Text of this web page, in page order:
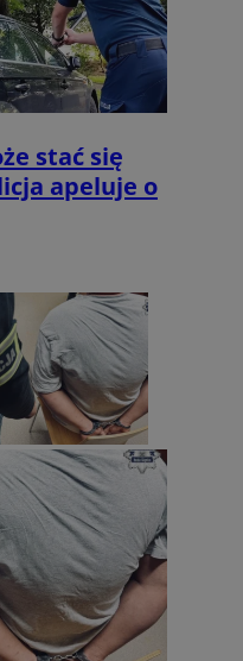
stać się
apeluje o